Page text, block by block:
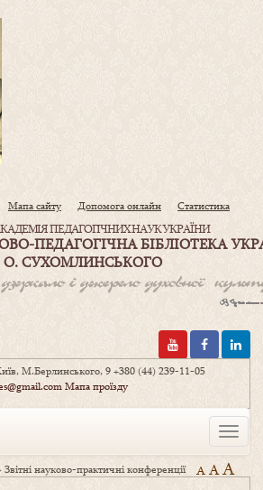
Мапа сайту Допомога онлайн Статистика
ПЕДАГОГІЧНИХ НАУК УКРАЇНИ
ПЕДАГОГІЧНА БІБЛІОТЕКА
СУХОМЛИНСЬКОГО
М.Берлинського, 9+380 (44) 239-11-05
Мапа проїзду
Toggle
Звітні науково-практичні конференції A AA